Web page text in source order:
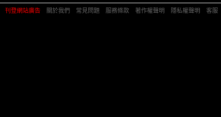
刊登網站廣告 關於我們 常見問題 服務條款 著作權聲明 隱私權聲明 客服